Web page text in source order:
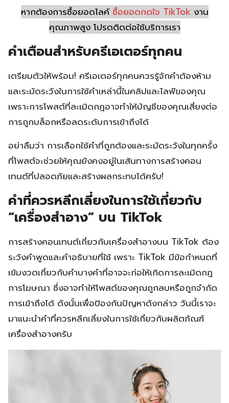
หากต้องการซื้อยอดไลค์ ซื้อยอดกดใจ TikTok งาน
คุณภาพสูง โปรดติดต่อใช้บริการเรา
คำเตือนสำหรับครีเอเตอร์ทุกคน
เตรียมตัวให้พร้อม! ครีเอเตอร์ทุกคนควรรู้จักคำต้องห้าม
และระมัดระวังในการใช้คำเหล่านี้ในคลิปและไลฟ์ของคุณ
เพราะการโพสต์ที่ละเมิดกฎอาจทำให้บัญชีของคุณเสี่ยงต่อ
การถูกบล็อกหรือลดระดับการเข้าถึงได้
อย่าลืมว่า การเลือกใช้คำที่ถูกต้องและระมัดระวังในทุกครั้ง
ที่โพสต์จะช่วยให้คุณยังคงอยู่ในเส้นทางการสร้างคอน
เทนต์ที่ปลอดภัยและสร้างผลกระทบได้ครับ!
คำที่ควรหลีกเลี่ยงในการใช้เกี่ยวกับ
“เครื่องสำอาง” บน TikTok
การสร้างคอนเทนต์เกี่ยวกับเครื่องสำอางบน TikTok ต้อง
ระวังคำพูดและคำอธิบายที่ใช้ เพราะ TikTok มีข้อกำหนดที่
เข้มงวดเกี่ยวกับคำบางคำที่อาจจะก่อให้เกิดการละเมิดกฎ
การโฆษณา ซึ่งอาจทำให้โพสต์ของคุณถูกลบหรือถูกจำกัด
การเข้าถึงได้ ดังนั้นเพื่อป้องกันปัญหาดังกล่าว วันนี้เราจะ
มาแนะนำคำที่ควรหลีกเลี่ยงในการใช้เกี่ยวกับผลิตภัณฑ์
เครื่องสำอางครับ